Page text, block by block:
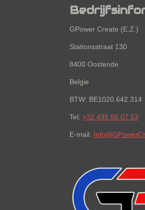
GPower Create (E.Z.)
Stationsstraat 130
8400 Oostende
Belgie
BTW: BE1020.642.314
Tel: +32 495 56 07 53
E-mail: